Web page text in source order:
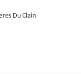
Du Clain